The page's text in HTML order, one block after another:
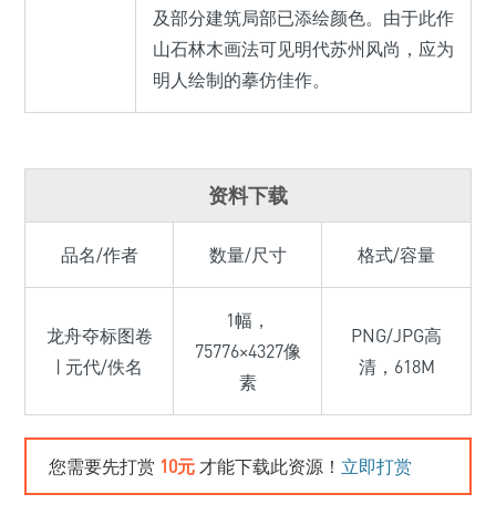
及部分建筑局部已添绘颜色。由于此作
山石林木画法可见明代苏州风尚，应为
明人绘制的摹仿佳作。
资料下载
品名/作者 数量/尺寸 格式/容量
龙舟夺标图卷
| 元代/佚名
1幅，
75776×4327像
素
PNG/JPG高
清，618M
您需要先打赏 10元 才能下载此资源！ 立即打赏